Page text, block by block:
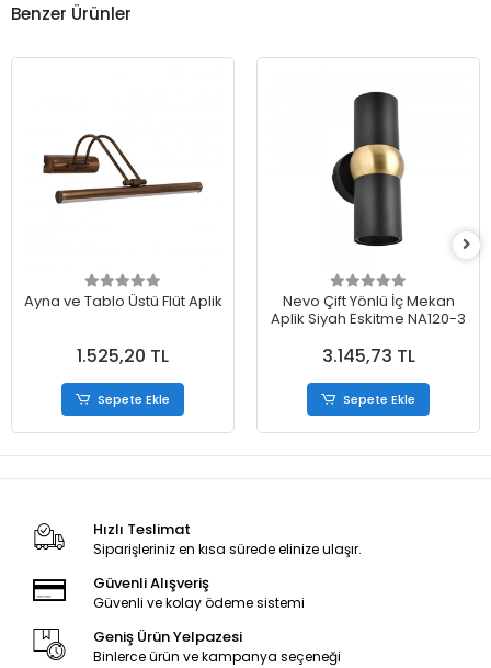
Benzer Ürünler
Ayna ve Tablo Üstü Flüt Aplik
1.525,20 TL
Sepete Ekle
Nevo Çift Yönlü İç Mekan
Aplik Siyah Eskitme NA120-3
3.145,73 TL
Sepete Ekle
Hızlı Teslimat
Siparişleriniz en kısa sürede elinize ulaşır.
Güvenli Alışveriş
Güvenli ve kolay ödeme sistemi
Geniş Ürün Yelpazesi
Binlerce ürün ve kampanya seçeneği